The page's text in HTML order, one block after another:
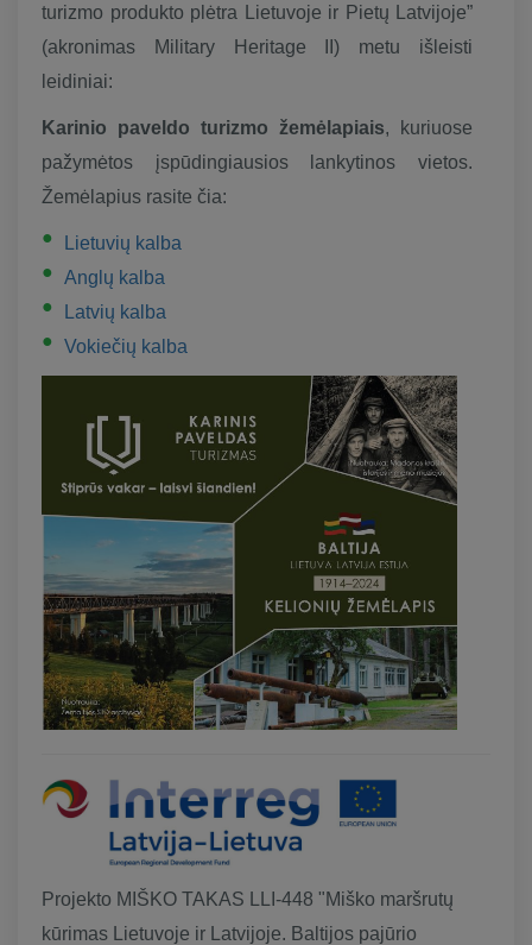
turizmo produkto plėtra Lietuvoje ir Pietų Latvijoje”
(akronimas Military Heritage II) metu išleisti
leidiniai:
Karinio paveldo turizmo žemėlapiais, kuriuose
pažymėtos įspūdingiausios lankytinos vietos.
Žemėlapius rasite čia:
Lietuvių kalba
Anglų kalba
Latvių kalba
Vokiečių kalba
Projekto MIŠKO TAKAS LLI-448 "Miško maršrutų
kūrimas Lietuvoje ir Latvijoje. Baltijos pajūrio